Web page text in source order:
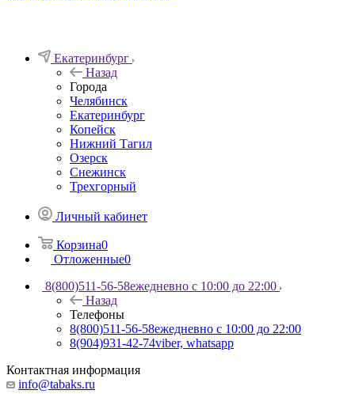
Екатеринбург
Назад
Города
Челябинск
Екатеринбург
Копейск
Нижний Тагил
Озерск
Снежинск
Трехгорный
Личный кабинет
Корзина0
Отложенные0
8(800)511-56-58ежедневно с 10:00 до 22:00
Назад
Телефоны
8(800)511-56-58ежедневно с 10:00 до 22:00
8(904)931-42-74viber, whatsapp
Контактная информация
info@tabaks.ru